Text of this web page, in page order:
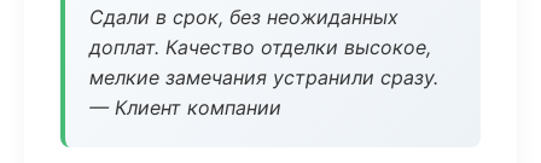
Сдали в срок, без неожиданных
доплат. Качество отделки высокое,
мелкие замечания устранили сразу.
— Клиент компании